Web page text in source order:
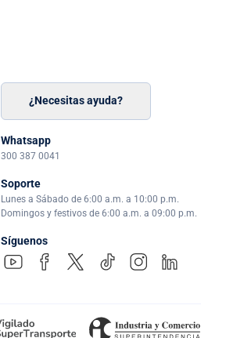
¿Necesitas ayuda?
Whatsapp
300 387 0041
Soporte
Lunes a Sábado de 6:00 a.m. a 10:00 p.m.
Domingos y festivos de 6:00 a.m. a 09:00 p.m.
Síguenos